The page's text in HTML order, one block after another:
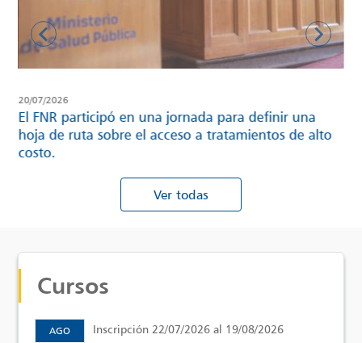
20/07/2026
El FNR participó en una jornada para definir una
hoja de ruta sobre el acceso a tratamientos de alto
costo.
Ver todas
Cursos
AGO Inscripción 22/07/2026 al 19/08/2026